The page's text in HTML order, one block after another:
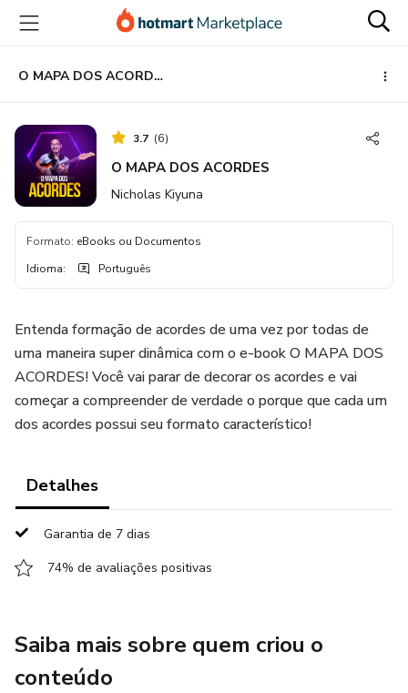
para
conteúdo
principal
para
pagamento
para
rodapé
O MAPA DOS ACORDES
3.7 (6)
O MAPA DOS ACORDES
Nicholas Kiyuna
Formato: eBooks ou Documentos
Idioma: Português
Entenda formação de acordes de uma vez por todas de
uma maneira super dinâmica com o e-book O MAPA DOS
ACORDES! Você vai parar de decorar os acordes e vai
começar a compreender de verdade o porque que cada um
dos acordes possui seu formato característico!
Detalhes
Garantia de 7 dias
74% de avaliações positivas
Saiba mais sobre quem criou o
conteúdo